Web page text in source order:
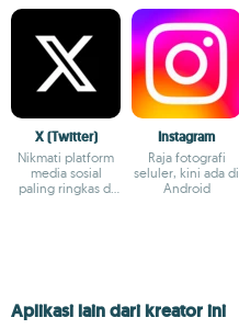
X (Twitter)
Nikmati platform
media sosial
paling ringkas di
Instagram
Raja fotografi
seluler, kini ada di
Android
Aplikasi lain dari kreator ini